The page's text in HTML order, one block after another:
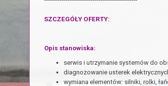
SZCZEGÓŁY OFERTY:
Opis stanowiska:
serwis i utrzymanie systemów do
diagnozowanie usterek
wymiana elementów: silniki, rolki,